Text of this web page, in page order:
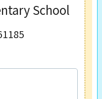
2次招考結果暨
School